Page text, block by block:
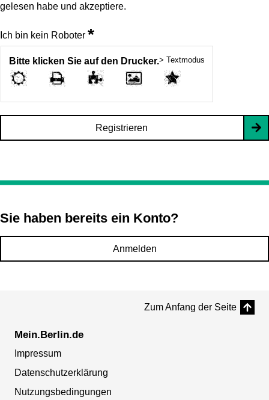
gelesen habe und akzeptiere.
Ich bin kein Roboter *
Bitte klicken Sie auf den Drucker.> Textmodus
Registrieren
Sie haben bereits ein Konto?
Anmelden
Zum Anfang der Seite
Mein.Berlin.de
Impressum
Datenschutzerklärung
Nutzungsbedingungen